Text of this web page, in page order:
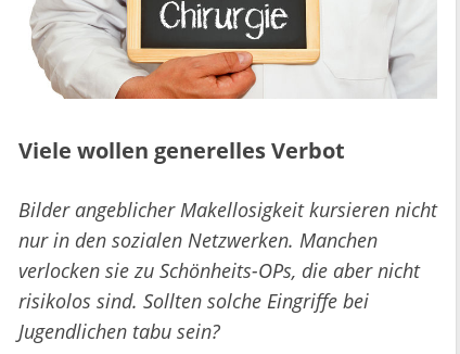
Viele wollen generelles Verbot
Bilder angeblicher Makellosigkeit kursieren nicht
nur in den sozialen Netzwerken. Manchen
verlocken sie zu Schönheits-OPs, die aber nicht
risikolos sind. Sollten solche Eingriffe bei
Jugendlichen tabu sein?